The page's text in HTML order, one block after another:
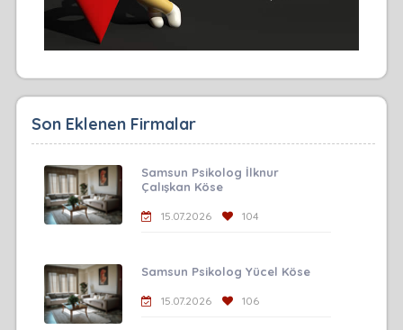
Son Eklenen Firmalar
Samsun Psikolog İlknur
Çalışkan Köse
15.07.2026 104
Samsun Psikolog Yücel Köse
15.07.2026 106